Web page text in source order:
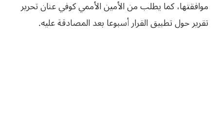
‬تقرير‮ ‬حول‮ ‬تطبيق‮ ‬القرار‮ ‬أسبوعا‮ ‬بعد‮ ‬المصادقة‮ ‬عليه‮.